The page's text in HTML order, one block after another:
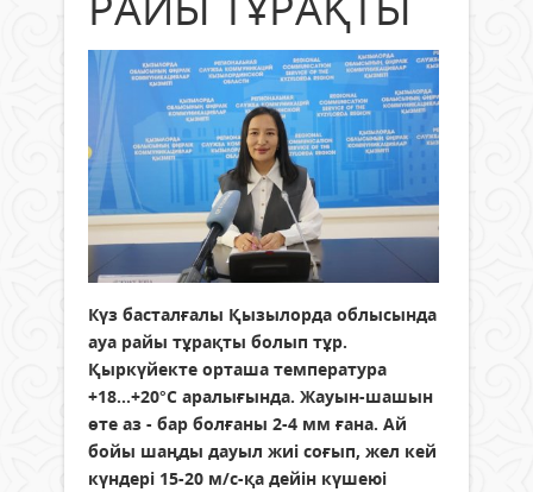
Күз басталғалы Қызылорда облысында
ауа райы тұрақты болып тұр.
Қыркүйекте орташа температура
+18...+20°С аралығында. Жауын-шашын
өте аз - бар болғаны 2-4 мм ғана. Ай
бойы шаңды дауыл жиі соғып, жел кей
күндері 15-20 м/с-қа дейін күшеюі